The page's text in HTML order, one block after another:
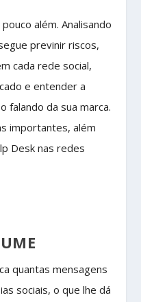
além. Analisando
previnir riscos,
cada rede social,
e entender a
falando da sua marca.
importantes, além
Desk nas redes
quantas mensagens
sociais, o que lhe dá